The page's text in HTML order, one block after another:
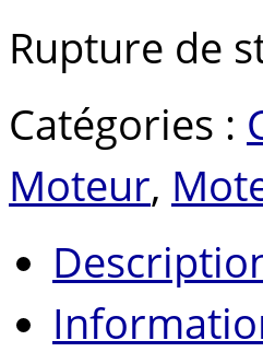
Rupture de
Catégories :
Moteur,